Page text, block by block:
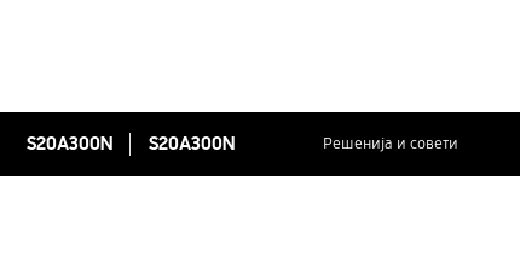
S20A300N S20A300N Решенија и совети